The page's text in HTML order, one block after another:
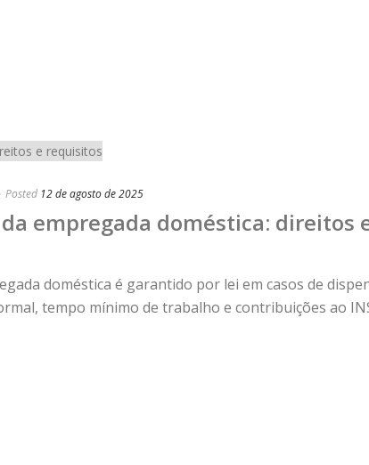
Posted 12 de agosto de 2025
empregada doméstica: direitos
doméstica é garantido por lei em casos de
tempo mínimo de trabalho e contribuições ao